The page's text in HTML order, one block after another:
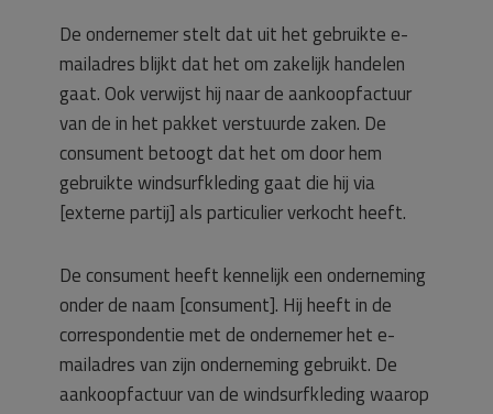
De ondernemer stelt dat uit het gebruikte e-
mailadres blijkt dat het om zakelijk handelen
gaat. Ook verwijst hij naar de aankoopfactuur
van de in het pakket verstuurde zaken. De
consument betoogt dat het om door hem
gebruikte windsurfkleding gaat die hij via
[externe partij] als particulier verkocht heeft.
De consument heeft kennelijk een onderneming
onder de naam [consument]. Hij heeft in de
correspondentie met de ondernemer het e-
mailadres van zijn onderneming gebruikt. De
aankoopfactuur van de windsurfkleding waarop